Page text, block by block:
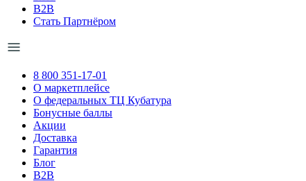
B2B
Стать Партнёром
8 800 351-17-01
О маркетплейсе
О федеральных ТЦ Кубатура
Бонусные баллы
Акции
Доставка
Гарантия
Блог
B2B